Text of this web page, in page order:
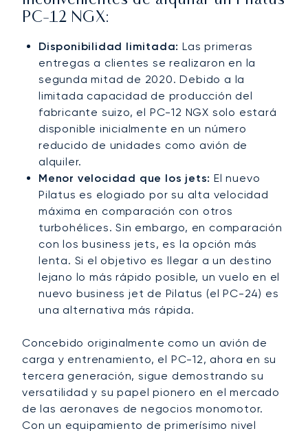
PC-12 NGX:
Disponibilidad limitada: Las primeras
entregas a clientes se realizaron en la
segunda mitad de 2020. Debido a la
limitada capacidad de producción del
fabricante suizo, el PC-12 NGX solo estará
disponible inicialmente en un número
reducido de unidades como avión de
alquiler.
Menor velocidad que los jets: El nuevo
Pilatus es elogiado por su alta velocidad
máxima en comparación con otros
turbohélices. Sin embargo, en comparación
con los business jets, es la opción más
lenta. Si el objetivo es llegar a un destino
lejano lo más rápido posible, un vuelo en el
nuevo business jet de Pilatus (el PC-24) es
una alternativa más rápida.
Concebido originalmente como un avión de
carga y entrenamiento, el PC-12, ahora en su
tercera generación, sigue demostrando su
versatilidad y su papel pionero en el mercado
de las aeronaves de negocios monomotor.
Con un equipamiento de primerísimo nivel